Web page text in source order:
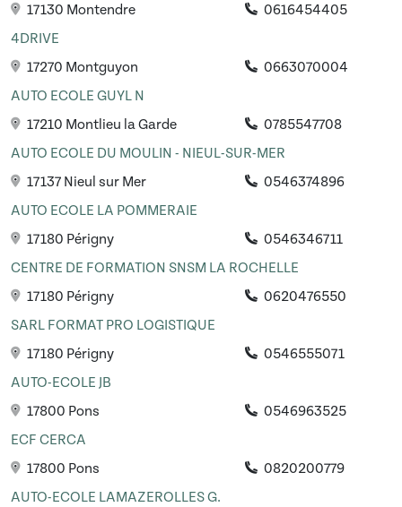
17130 Montendre
0616454405
4DRIVE
17270 Montguyon
0663070004
AUTO ECOLE GUYL N
17210 Montlieu la Garde
0785547708
AUTO ECOLE DU MOULIN - NIEUL-SUR-MER
17137 Nieul sur Mer
0546374896
AUTO ECOLE LA POMMERAIE
17180 Périgny
0546346711
CENTRE DE FORMATION SNSM LA ROCHELLE
17180 Périgny
0620476550
SARL FORMAT PRO LOGISTIQUE
17180 Périgny
0546555071
AUTO-ECOLE JB
17800 Pons
0546963525
ECF CERCA
17800 Pons
0820200779
AUTO-ECOLE LAMAZEROLLES G.